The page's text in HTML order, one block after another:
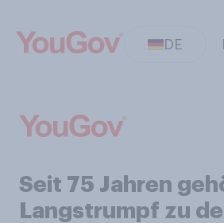
DE
Seit 75 Jahren
Langstrumpf zu